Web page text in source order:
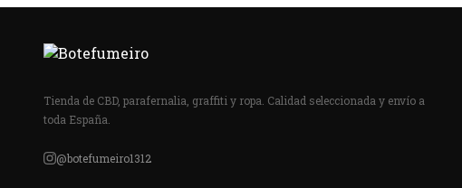
Tienda de CBD, parafernalia, graffiti y ropa. Calidad seleccionada y envío a
toda España.
@botefumeiro1312